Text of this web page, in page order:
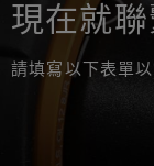
現在就
請填寫以下表單